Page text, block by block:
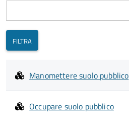
Manomettere suolo pubblico
Occupare suolo pubblico